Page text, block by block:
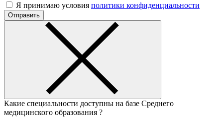
Я принимаю условия политики конфиденциальности
Отправить
Какие специальности доступны на базе Среднего
медицинского образования ?